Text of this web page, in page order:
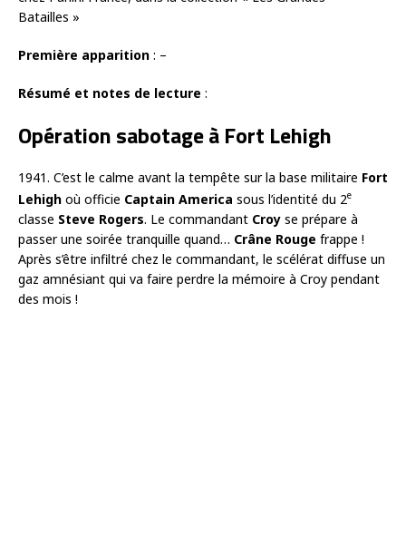
Batailles »
Première apparition : –
Résumé et notes de lecture :
Opération sabotage à Fort Lehigh
1941. C’est le calme avant la tempête sur la base militaire Fort
Lehigh où officie Captain America sous l’identité du 2e
classe Steve Rogers. Le commandant Croy se prépare à
passer une soirée tranquille quand… Crâne Rouge frappe !
Après s’être infiltré chez le commandant, le scélérat diffuse un
gaz amnésiant qui va faire perdre la mémoire à Croy pendant
des mois !